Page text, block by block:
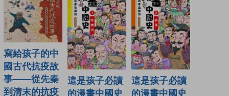
寫給孩子的中
國古代抗疫故
事——從先秦
到清末的抗疫
這是孩子必讀
的漫畫中國史
這是孩子必讀
的漫畫中國史